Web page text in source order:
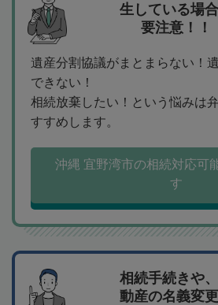
生している場
要注意！！
遺産分割協議がまとまらない！
できない！
相続放棄したい！という悩みは
すすめします。
沖縄 宜野湾市の相続対応可
す
相続手続きや
動産の名義変